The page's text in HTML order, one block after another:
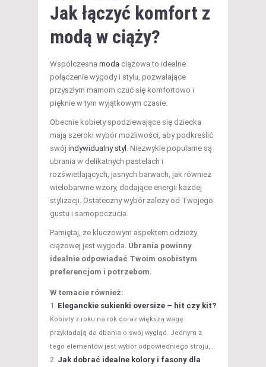
Jak łączyć komfort z
modą w ciąży?
Współczesna moda ciążowa to idealne
połączenie wygody i stylu, pozwalające
przyszłym mamom czuć się komfortowo i
pięknie w tym wyjątkowym czasie.
Obecnie kobiety spodziewające się dziecka
mają szeroki wybór możliwości, aby podkreślić
swój indywidualny styl . Niezwykle popularne są
ubrania w delikatnych pastelach i
rozświetlających, jasnych barwach, jak również
wielobarwne wzory, dodające energii każdej
stylizacji. Ostateczny wybór zależy od Twojego
gustu i samopoczucia.
Pamiętaj, że kluczowym aspektem odzieży
ciążowej jest wygoda. Ubrania powinny
idealnie odpowiadać Twoim osobistym
preferencjom i potrzebom.
W temacie również:
Eleganckie sukienki oversize – hit czy kit?
Kobiety z roku na rok coraz większą wagę
przykładają do dbania o swój wygląd. Jednym z
tego elementów jest wybór odpowiedniego stroju,...
Jak dobrać idealne kolory i fasony dla